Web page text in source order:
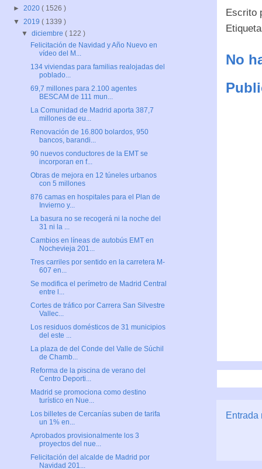
Escrito
No
Entrada
► 2020 ( 1526 )
▼ 2019 ( 1339 )
▼diciembre( 122 )
Felicitación de Navidad y Año Nuevo en
vídeo del M...
134 viviendas para familias realojadas del
poblado...
69,7 millones para 2.100 agentes
BESCAM de 111 mun...
La Comunidad de Madrid aporta 387,7
millones de eu...
Renovación de 16.800 bolardos, 950
bancos, barandi...
90 nuevos conductores de la EMT se
incorporan en f...
Obras de mejora en 12 túneles urbanos
con 5 millones
876 camas en hospitales para el Plan de
Invierno y...
La basura no se recogerá ni la noche del
31 ni la ...
Cambios en líneas de autobús EMT en
Nochevieja 201...
Tres carriles por sentido en la carretera M-
607 en...
Se modifica el perímetro de Madrid Central
entre l...
Cortes de tráfico por Carrera San Silvestre
Vallec...
Los residuos domésticos de 31 municipios
del este ...
La plaza de del Conde del Valle de Súchil
de Chamb...
Reforma de la piscina de verano del
Centro Deporti...
Madrid se promociona como destino
turístico en Nue...
Los billetes de Cercanías suben de tarifa
un 1% en...
Aprobados provisionalmente los 3
proyectos del nue...
Felicitación del alcalde de Madrid por
Navidad 201...